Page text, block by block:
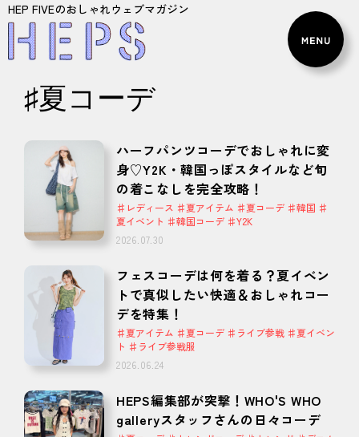
HEP FIVEのおしゃれウェブマガジン
♯夏コーデ
ハーフパンツコーデでおしゃれに変
身♡Y2K・韓国っぽスタイルなど旬
の着こなしを完全攻略！
♯レディース ♯夏アイテム ♯夏コーデ ♯韓国 ♯
夏イベント ♯韓国コーデ ♯Y2K
2026.07.30
フェスコーデは何を着る？夏イベン
トで真似したい快適＆おしゃれコー
デを特集！
♯夏アイテム ♯夏コーデ ♯ライブ参戦 ♯夏イベン
ト ♯ライブ参戦服
2026.06.24
HEPS編集部が突撃！WHO'S WHO
galleryスタッフさんの日々コーデ